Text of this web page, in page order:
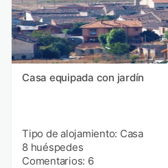
Casa equipada con jardín
Tipo de alojamiento: Casa
8 huéspedes
Comentarios: 6